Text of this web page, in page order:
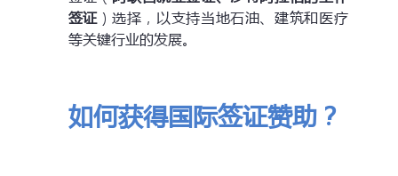
签证）选择，以支持当地石油、建筑和医疗
等关键行业的发展。
如何获得国际签证赞助？